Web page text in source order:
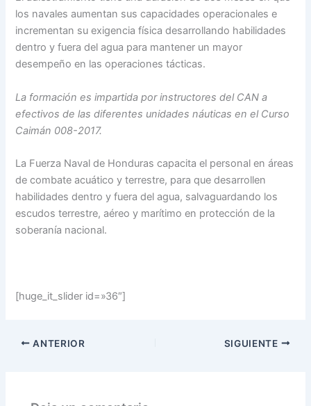
los navales aumentan sus capacidades operacionales e
incrementan su exigencia física desarrollando habilidades
dentro y fuera del agua para mantener un mayor
desempeño en las operaciones tácticas.
La formación es impartida por instructores del CAN a
efectivos de las diferentes unidadesnáuticas en el Curso
Caimán 008-2017.
La Fuerza Naval de Honduras capacita el personal en áreas
de combate acuático y terrestre, para que desarrollen
habilidades dentro y fuera del agua, salvaguardando los
escudos terrestre, aéreo y marítimo en protección de la
soberanía nacional.
[huge_it_slider id=»36″]
ANTERIOR SIGUIENTE